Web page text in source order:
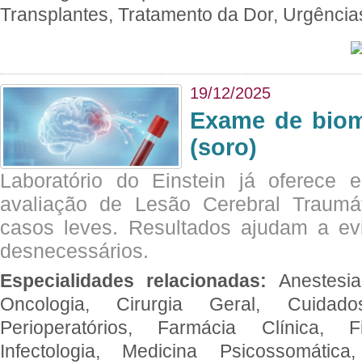
Transplantes, Tratamento da Dor,
19/12/2025
Exame de
(soro)
Laboratório do Einstein já oferece
avaliação de Lesão Cerebral
casos leves. Resultados ajudam a
desnecessários.
Especialidades relacionadas:
Oncologia, Cirurgia Geral,
Perioperatórios, Farmácia Clínica,
Infectologia, Medicina